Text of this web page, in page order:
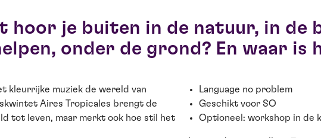
hoor je buiten in de natuur, in de
onder de grond? En waar is
kleurrijke muziek de wereld van
Aires Tropicales brengt de
tot leven, maar merkt ook hoe stil het
Language no problem
Geschikt voor SO
Optioneel: workshop in de